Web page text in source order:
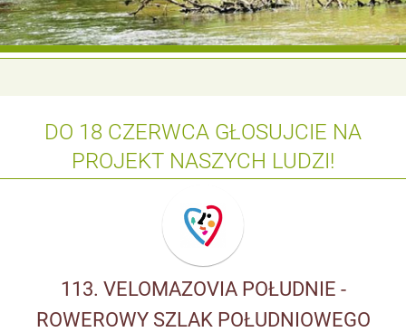
DO 18 CZERWCA GŁOSUJCIE NA
PROJEKT NASZYCH LUDZI!
113. VELOMAZOVIA POŁUDNIE -
ROWEROWY SZLAK POŁUDNIOWEGO